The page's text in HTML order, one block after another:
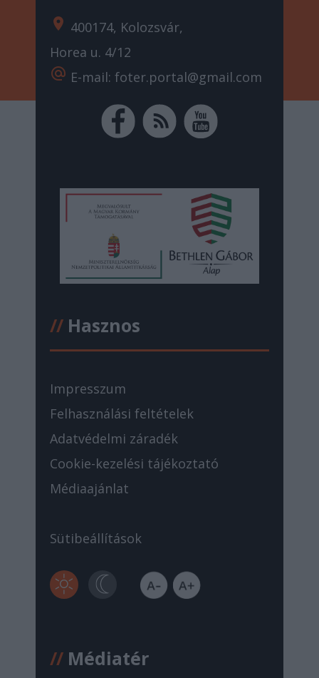
location_on 400174, Kolozsvár,
Horea u. 4/12
alternate_email E-mail: foter.portal@gmail.com
//Hasznos
Impresszum
Felhasználási feltételek
Adatvédelmi záradék
Cookie-kezelési tájékoztató
Médiaajánlat
Sütibeállítások
//Médiatér